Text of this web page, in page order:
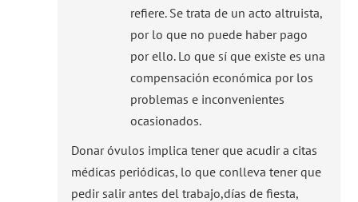
refiere. Se trata de un acto altruista,
por lo que no puede haber pago
por ello. Lo que sí que existe es una
compensación económica por los
problemas e inconvenientes
ocasionados.
Donar óvulos implica tener que acudir a citas
médicas periódicas, lo que conlleva tener que
pedir salir antes del trabajo,días de fiesta,